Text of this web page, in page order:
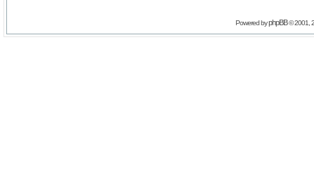
Powered byphpBB© 2001,